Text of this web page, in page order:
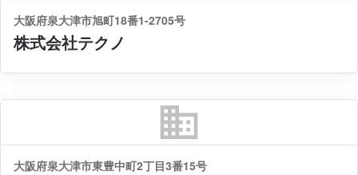
大阪府泉大津市旭町18番1-2705号
株式会社テクノ
business
大阪府泉大津市東豊中町2丁目3番15号